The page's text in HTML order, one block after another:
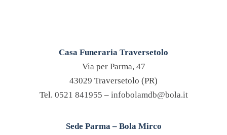
Casa Funeraria Traversetolo
Via per Parma, 47
43029 Traversetolo (PR)
Tel. 0521 841955 – infobolamdb@bola.it
Sede Parma – Bola Mirco